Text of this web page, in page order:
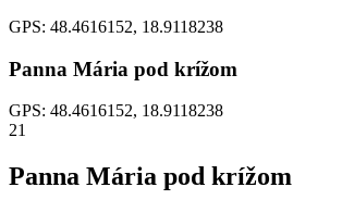
GPS: 48.4616152, 18.9118238
Panna Mária pod krížom
GPS: 48.4616152, 18.9118238
21
Panna Mária pod krížom